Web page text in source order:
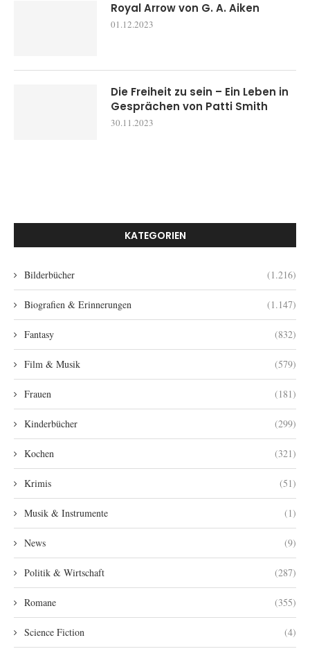
Royal Arrow von G. A. Aiken
01.12.2023
Die Freiheit zu sein – Ein Leben in
Gesprächen von Patti Smith
30.11.2023
KATEGORIEN
Bilderbücher (1.216)
Biografien & Erinnerungen (1.147)
Fantasy (832)
Film & Musik (579)
Frauen (181)
Kinderbücher (299)
Kochen (321)
Krimis (51)
Musik & Instrumente (1)
News (9)
Politik & Wirtschaft (287)
Romane (355)
Science Fiction (4)